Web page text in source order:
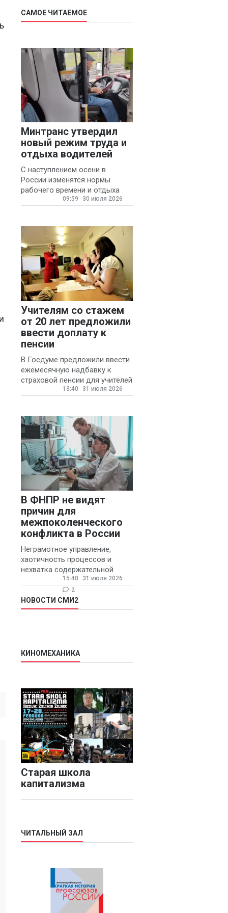
САМОЕ ЧИТАЕМОЕ
Минтранс утвердил
новый режим труда и
отдыха водителей
С наступлением осени в
России изменятся нормы
рабочего времени и отдыха
для автомобилистов.
09:59 30 июля 2026
Учителям со стажем
от 20 лет предложили
ввести доплату к
пенсии
В Госдуме предложили ввести
ежемесячную надбавку к
страховой пенсии для учителей
государственных и
13:40 31 июля 2026
В ФНПР не видят
причин для
межпоколенческого
конфликта в России
Неграмотное управление,
хаотичность процессов и
нехватка содержательной
обратной связи от
руководителя являются
основными причинами
конфликтов и раздражения в
15:40
31 июля 2026
2
НОВОСТИ СМИ2
КИНОМЕХАНИКА
Старая школа
капитализма
ЧИТАЛЬНЫЙ ЗАЛ